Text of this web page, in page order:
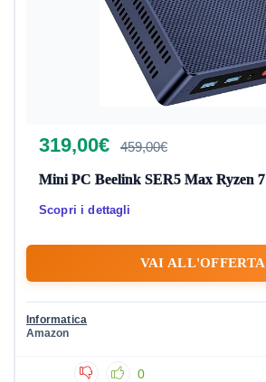
319,00€ 459,00€
Mini PC Beelink SER5 Max Ryzen 7
Scopri i dettagli
VAI ALL'OFFERTA
Informatica
Amazon
0